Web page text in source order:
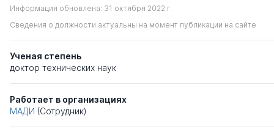
Информация обновлена: 31 октября 2022 г.
Сведения о должности актуальны на момент публикации на сайте
Ученая степень
доктор технических наук
Работает в организациях
МАДИ (Сотрудник)